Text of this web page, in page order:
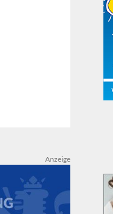
Anzeige